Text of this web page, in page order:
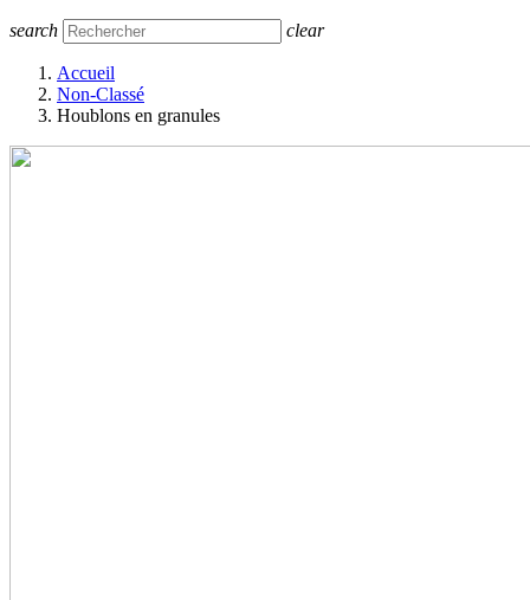
search clear
Accueil
Non-Classé
Houblons en granules